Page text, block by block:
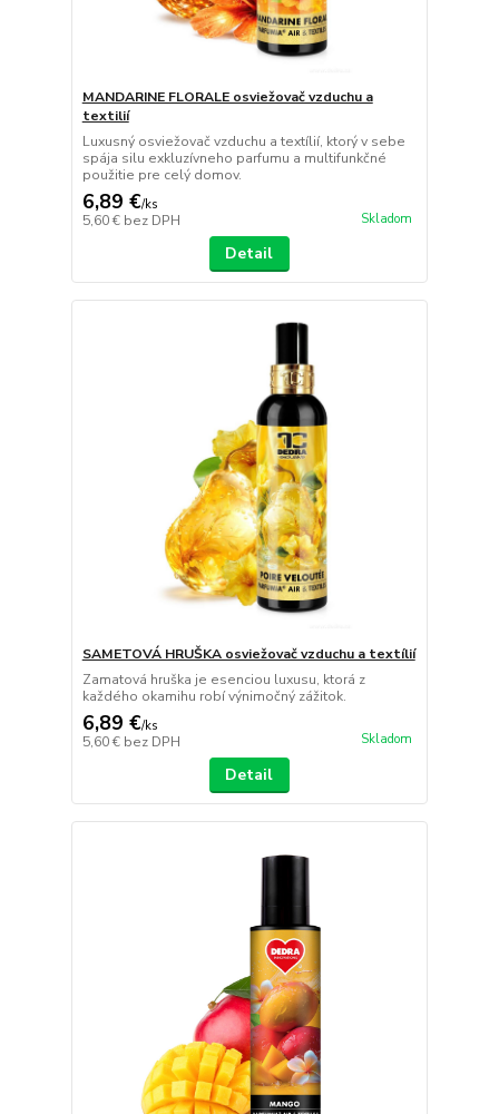
MANDARINE FLORALE osviežovač vzduchu a
textilií
Luxusný osviežovač vzduchu a textílií, ktorý v sebe
spája silu exkluzívneho parfumu a multifunkčné
použitie pre celý domov.
6,89 €/ks
5,60 € bez DPH Skladom
Detail
SAMETOVÁ HRUŠKA osviežovač vzduchu a textílií
Zamatová hruška je esenciou luxusu, ktorá z
každého okamihu robí výnimočný zážitok.
6,89 €/ks
5,60 € bez DPH Skladom
Detail